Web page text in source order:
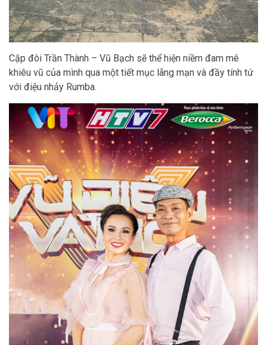
Cặp đôi Trần Thành – Vũ Bạch sẽ thể hiện niềm đam mê
khiêu vũ của mình qua một tiết mục lãng mạn và đầy tính tứ
với điệu nhảy Rumba.